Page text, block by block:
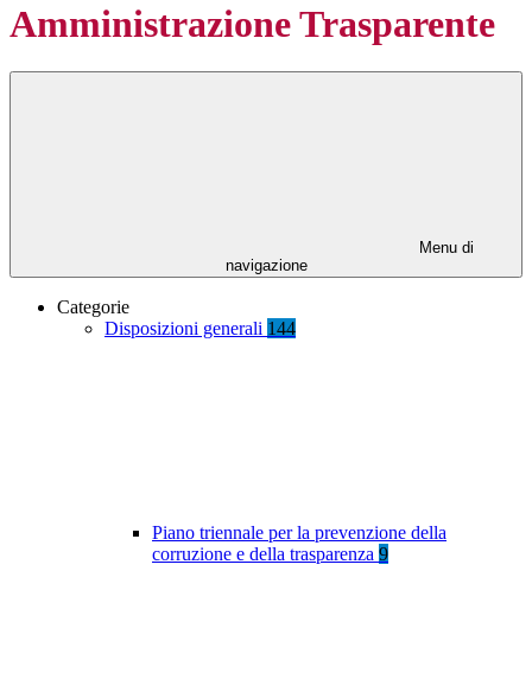
Amministrazione Trasparente
Menu di
navigazione
Categorie
Disposizioni generali 144
Piano triennale per la prevenzione della
corruzione e della trasparenza 9